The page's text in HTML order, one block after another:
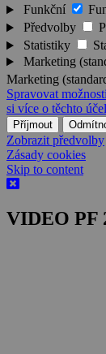
Funkční
Předvolby
Statistiky
Marketing
Marketing
Spravovat možnosti
si více o těchto
Příjmout
Zobrazit předvolby
Zásady cookies
Skip to content
VIDEO PF